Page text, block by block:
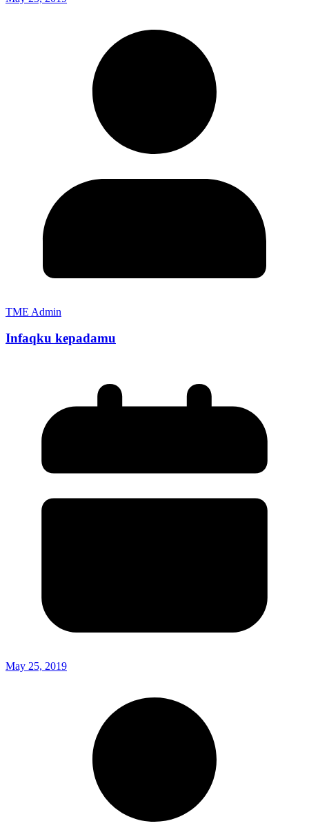
TME Admin
Infaqku kepadamu
May 25, 2019